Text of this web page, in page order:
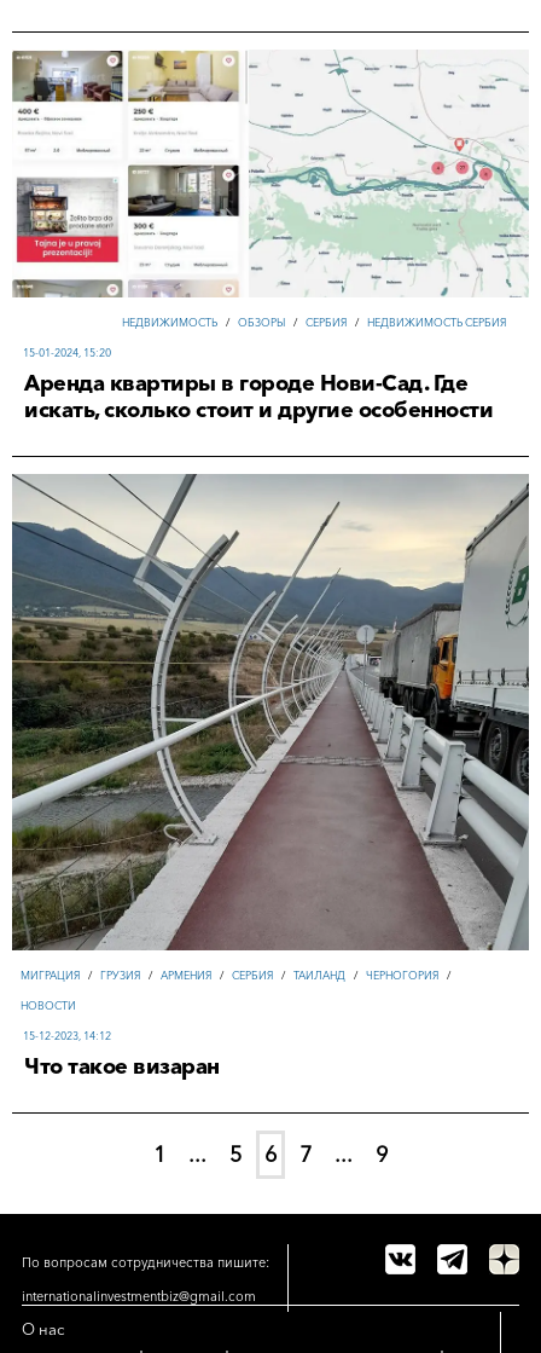
НЕДВИЖИМОСТЬ / ОБЗОРЫ / СЕРБИЯ / НЕДВИЖИМОСТЬ СЕРБИЯ
15-01-2024, 15:20
Аренда квартиры в городе Нови-Сад. Где
искать, сколько стоит и другие особенности
МИГРАЦИЯ / ГРУЗИЯ / АРМЕНИЯ / СЕРБИЯ / ТАИЛАНД / ЧЕРНОГОРИЯ /
НОВОСТИ
15-12-2023, 14:12
Что такое визаран
1 ... 5 6 7 ... 9
По вопросам сотрудничества пишите:
internationalinvestmentbiz@gmail.com
О нас